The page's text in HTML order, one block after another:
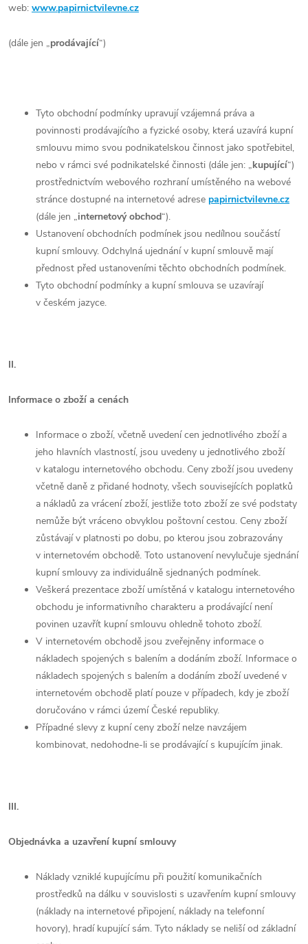
web: www.papirnictvilevne.cz
(dále jen „prodávající“)
Tyto obchodní podmínky upravují vzájemná práva a
povinnosti prodávajícího a fyzické osoby, která uzavírá kupní
smlouvu mimo svou podnikatelskou činnost jako spotřebitel,
nebo v rámci své podnikatelské činnosti (dále jen: „kupující“)
prostřednictvím webového rozhraní umístěného na webové
stránce dostupné na internetové adrese papirnictvilevne.cz
(dále jen „internetový obchod“).
Ustanovení obchodních podmínek jsou nedílnou součástí
kupní smlouvy. Odchylná ujednání v kupní smlouvě mají
přednost před ustanoveními těchto obchodních podmínek.
Tyto obchodní podmínky a kupní smlouva se uzavírají
v českém jazyce.
II.
Informace o zboží a cenách
Informace o zboží, včetně uvedení cen jednotlivého zboží a
jeho hlavních vlastností, jsou uvedeny u jednotlivého zboží
v katalogu internetového obchodu. Ceny zboží jsou uvedeny
včetně daně z přidané hodnoty, všech souvisejících poplatků
a nákladů za vrácení zboží, jestliže toto zboží ze své podstaty
nemůže být vráceno obvyklou poštovní cestou. Ceny zboží
zůstávají v platnosti po dobu, po kterou jsou zobrazovány
v internetovém obchodě. Toto ustanovení nevylučuje sjednání
kupní smlouvy za individuálně sjednaných podmínek.
Veškerá prezentace zboží umístěná v katalogu internetového
obchodu je informativního charakteru a prodávající není
povinen uzavřít kupní smlouvu ohledně tohoto zboží.
V internetovém obchodě jsou zveřejněny informace o
nákladech spojených s balením a dodáním zboží. Informace o
nákladech spojených s balením a dodáním zboží uvedené v
internetovém obchodě platí pouze v případech, kdy je zboží
doručováno v rámci území České republiky.
Případné slevy z kupní ceny zboží nelze navzájem
kombinovat, nedohodne-li se prodávající s kupujícím jinak.
III.
Objednávka a uzavření kupní smlouvy
Náklady vzniklé kupujícímu při použití komunikačních
prostředků na dálku v souvislosti s uzavřením kupní smlouvy
(náklady na internetové připojení, náklady na telefonní
hovory), hradí kupující sám. Tyto náklady se neliší od základní